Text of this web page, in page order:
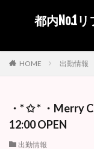
都内No.1
HOME 出勤情報
・* ✩ * ・Merry
12:00 OPEN
出勤情報